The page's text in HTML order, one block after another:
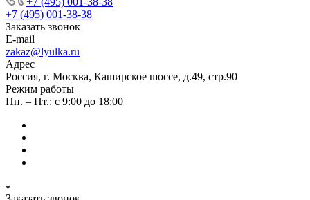
+7 (495) 001-38-38
Заказать звонок
E-mail
zakaz@lyulka.ru
Адрес
Россия, г. Москва, Каширское шоссе, д.49, стр.90
Режим работы
Пн. – Пт.: с 9:00 до 18:00